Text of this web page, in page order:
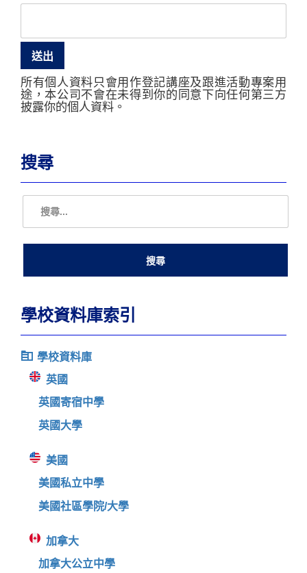
所有個人資料只會用作登記講座及跟進活動專案用
途，本公司不會在未得到你的同意下向任何第三方
披露你的個人資料。
搜尋
學校資料庫索引
學校資料庫
英國
英國寄宿中學
英國大學
美國
美國私立中學
美國社區學院/大學
加拿大
加拿大公立中學